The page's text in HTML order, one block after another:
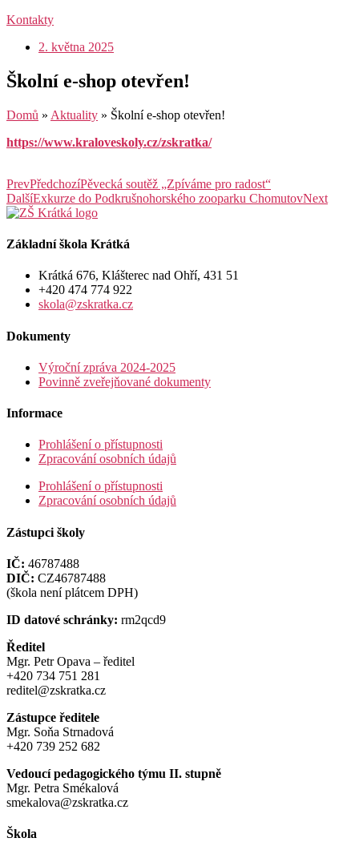
Kontakty
2. května 2025
Školní e-shop otevřen!
Domů » Aktuality » Školní e-shop otevřen!
https://www.kraloveskoly.cz/zskratka/
PrevPředchozíPěvecká soutěž „Zpíváme pro radost“
DalšíExkurze do Podkrušnohorského zooparku ChomutovNext
Základní škola Krátká
Krátká 676, Klášterec nad Ohří, 431 51
+420 474 774 922
skola@zskratka.cz
Dokumenty
Výroční zpráva 2024-2025
Povinně zveřejňované dokumenty
Informace
Prohlášení o přístupnosti
Zpracování osobních údajů
Prohlášení o přístupnosti
Zpracování osobních údajů
Zástupci školy
IČ: 46787488
DIČ: CZ46787488
(škola není plátcem DPH)
ID datové schránky: rm2qcd9
Ředitel
Mgr. Petr Opava – ředitel
+420 734 751 281
reditel@zskratka.cz
Zástupce ředitele
Mgr. Soňa Strnadová
+420 739 252 682
Vedoucí pedagogického týmu II. stupně
Mgr. Petra Smékalová
smekalova@zskratka.cz
Škola